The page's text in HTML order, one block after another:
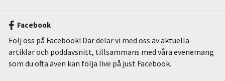
Facebook
Följ oss på Facebook! Där delar vi med oss av aktuella
artiklar och poddavsnitt, tillsammans med våra evenemang
som du ofta även kan följa live på just Facebook.